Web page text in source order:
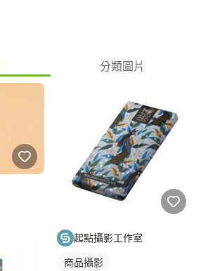
分類圖片
起點攝影工作室
商品攝影